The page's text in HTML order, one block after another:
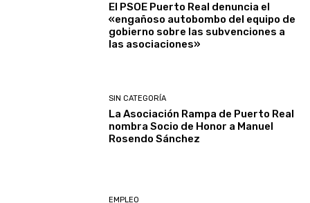
El PSOE Puerto Real denuncia el
«engañoso autobombo del equipo de
gobierno sobre las subvenciones a
las asociaciones»
SIN CATEGORÍA
La Asociación Rampa de Puerto Real
nombra Socio de Honor a Manuel
Rosendo Sánchez
EMPLEO